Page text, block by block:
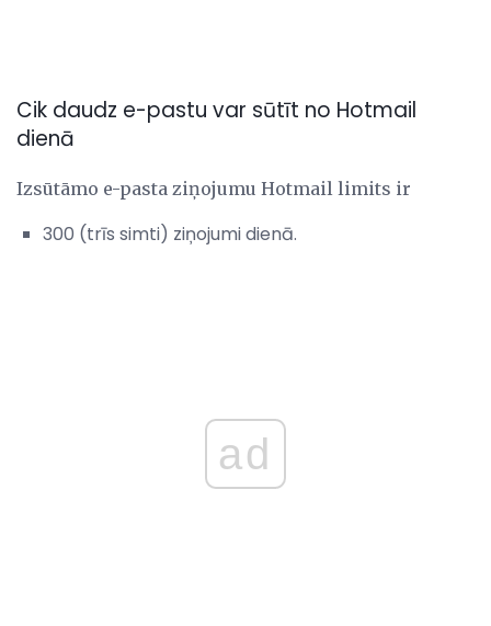
Cik daudz e-pastu var sūtīt no Hotmail
dienā
Izsūtāmo e-pasta ziņojumu Hotmail limits ir
300 (trīs simti) ziņojumi dienā.
ad